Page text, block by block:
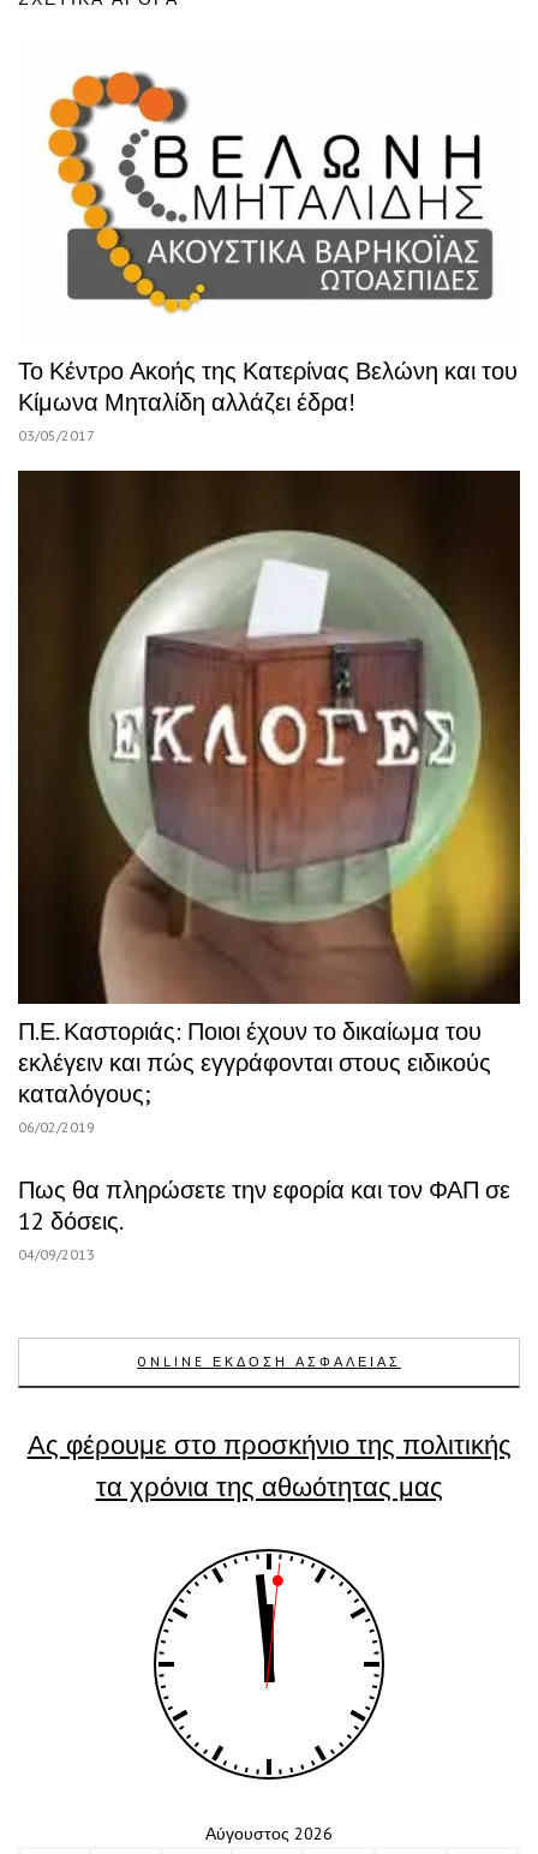
Το Κέντρο Ακοής της Κατερίνας Βελώνη και του
Κίμωνα Μηταλίδη αλλάζει έδρα!
03/05/2017
Π.Ε. Καστοριάς: Ποιοι έχουν το δικαίωμα του
εκλέγειν και πώς εγγράφονται στους ειδικούς
καταλόγους;
06/02/2019
Πως θα πληρώσετε την εφορία και τον ΦΑΠ σε
12 δόσεις.
04/09/2013
ONLINE ΕΚΔΟΣΗ ΑΣΦΑΛΕΙΑΣ
Ας φέρουμε στο προσκήνιο της πολιτικής
τα χρόνια της αθωότητας μας
Αύγουστος 2026